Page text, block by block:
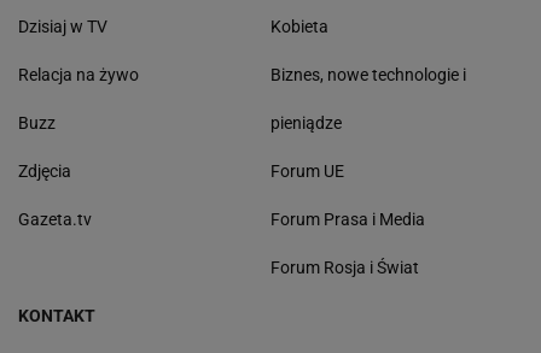
Dzisiaj w TV
Relacja na żywo
Buzz
Zdjęcia
Gazeta.tv
Kobieta
Biznes, nowe technologie i
pieniądze
Forum UE
Forum Prasa i Media
Forum Rosja i Świat
KONTAKT